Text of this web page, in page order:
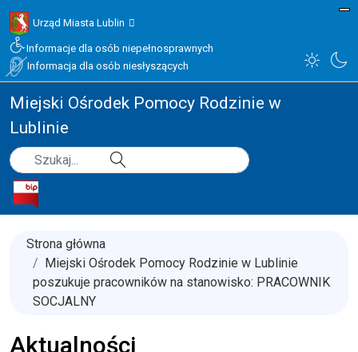
Urząd Miasta Lublin
Informacje dla osób niepełnosprawnych
Informacja dla osób niesłyszących
Miejski Ośrodek Pomocy Rodzinie w
Lublinie
Szukaj
Type 2 or more characters for results.
Strona główna
Miejski Ośrodek Pomocy Rodzinie w Lublinie
poszukuje pracowników na stanowisko: PRACOWNIK
SOCJALNY
Aktualności